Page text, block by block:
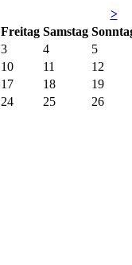
>
Freitag Samstag So
3 4
5
10 11
12
17 18
19
24 25
26